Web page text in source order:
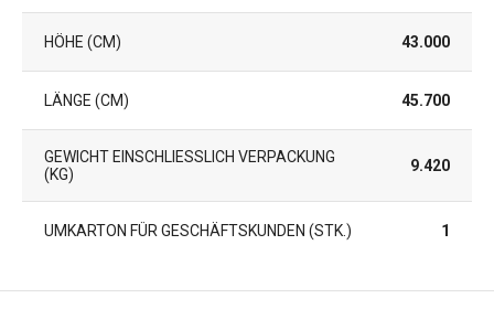
HÖHE (CM) 43.000
LÄNGE (CM) 45.700
GEWICHT EINSCHLIESSLICH VERPACKUNG (
KG)
9.420
UMKARTON FÜR GESCHÄFTSKUNDEN (STK.) 1